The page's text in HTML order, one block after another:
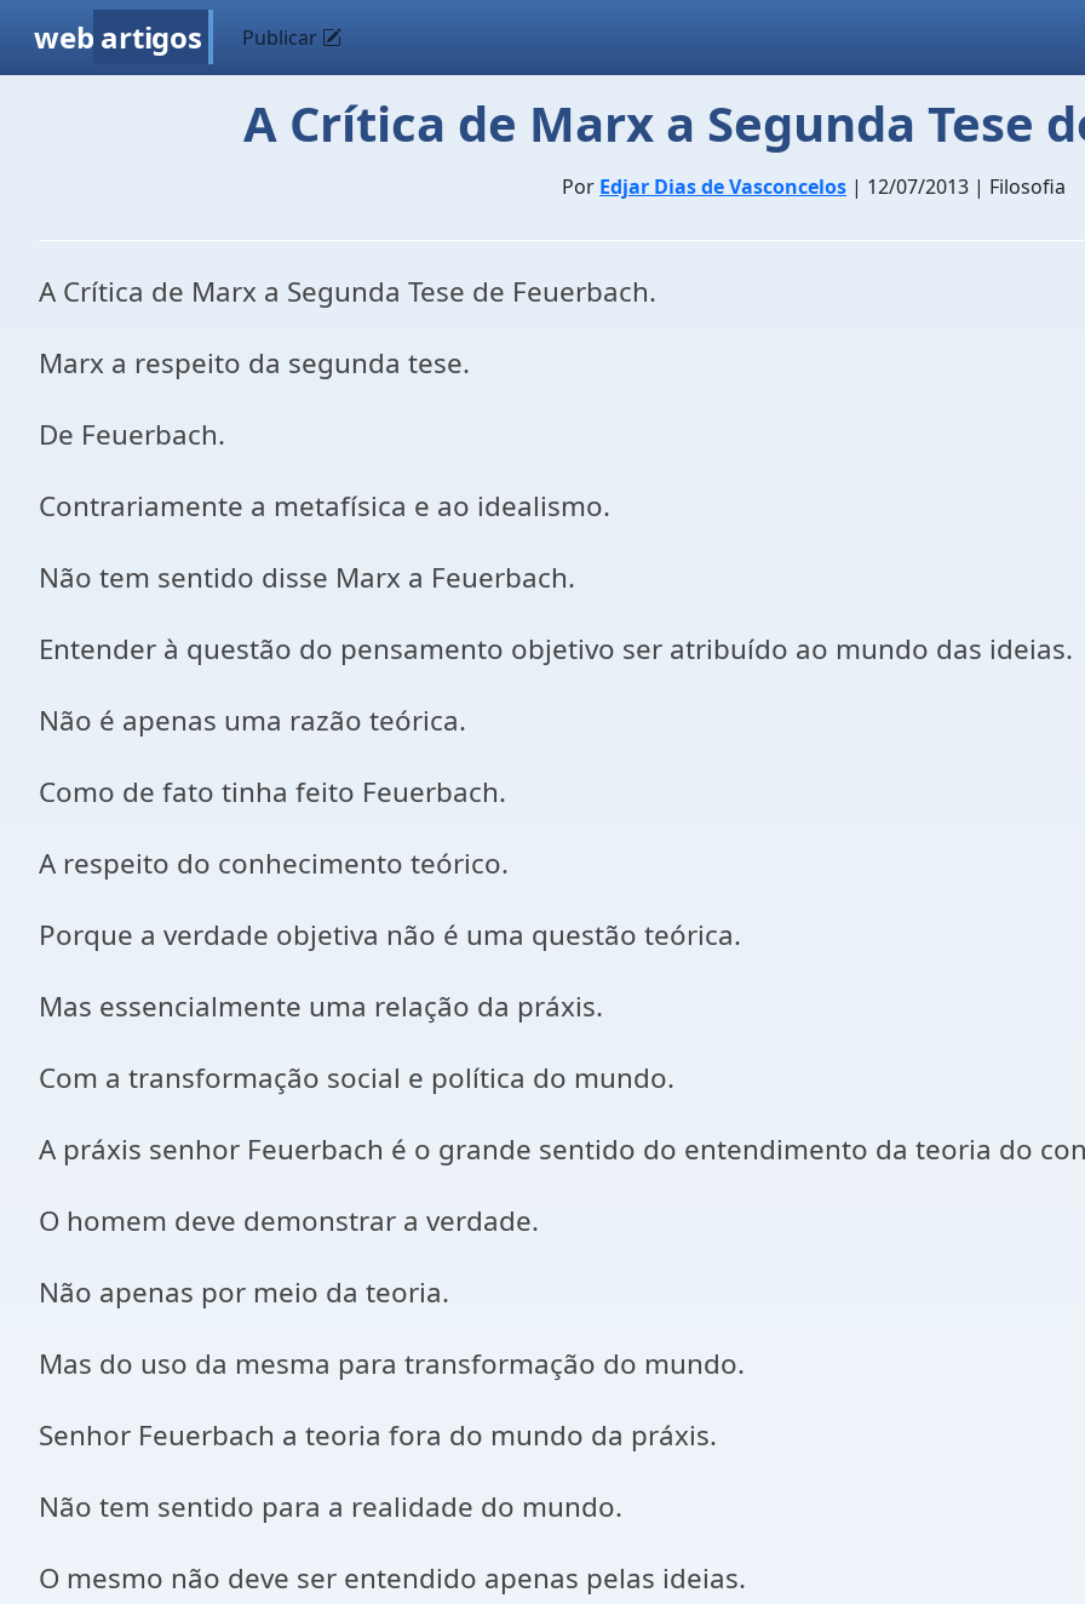
web artigos Publicar
A Crítica de Marx a Segunda Tese
Por Edjar Dias de Vasconcelos | 12/07/2013 | Filosofia
A Crítica de Marx a Segunda Tese de Feuerbach.
Marx a respeito da segunda tese.
De Feuerbach.
Contrariamente a metafísica e ao idealismo.
Não tem sentido disse Marx a Feuerbach.
Entender à questão do pensamento objetivo ser atribuído ao mundo das ideias.
Não é apenas uma razão teórica.
Como de fato tinha feito Feuerbach.
A respeito do conhecimento teórico.
Porque a verdade objetiva não é uma questão teórica.
Mas essencialmente uma relação da práxis.
Com a transformação social e política do mundo.
A práxis senhor Feuerbach é o grande sentido do entendimento da teoria do
O homem deve demonstrar a verdade.
Não apenas por meio da teoria.
Mas do uso da mesma para transformação do mundo.
Senhor Feuerbach a teoria fora do mundo da práxis.
Não tem sentido para a realidade do mundo.
O mesmo não deve ser entendido apenas pelas ideias.